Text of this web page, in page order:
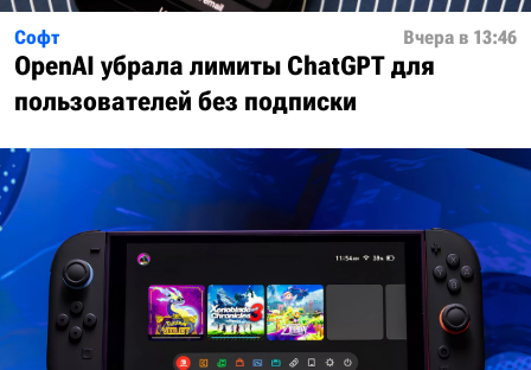
Софт Вчера в 13:46
OpenAI убрала лимиты ChatGPT для
пользователей без подписки